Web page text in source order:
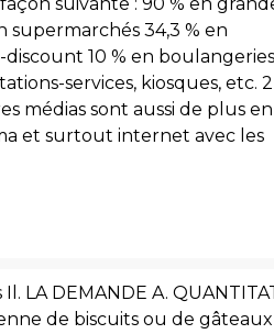
supermarchés 34,3 % en
10 % en
services, kiosques, etc.
médias sont aussi de plus
et surtout internet avec les
LA DEMANDE A.
de biscuits ou de